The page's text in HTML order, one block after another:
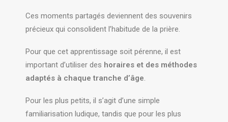
Ces moments partagés deviennent des souvenirs
précieux qui consolident l’habitude de la prière.
Pour que cet apprentissage soit pérenne, il est
important d’utiliser des horaires et des méthodes
adaptés à chaque tranche d’âge.
Pour les plus petits, il s’agit d’une simple
familiarisation ludique, tandis que pour les plus